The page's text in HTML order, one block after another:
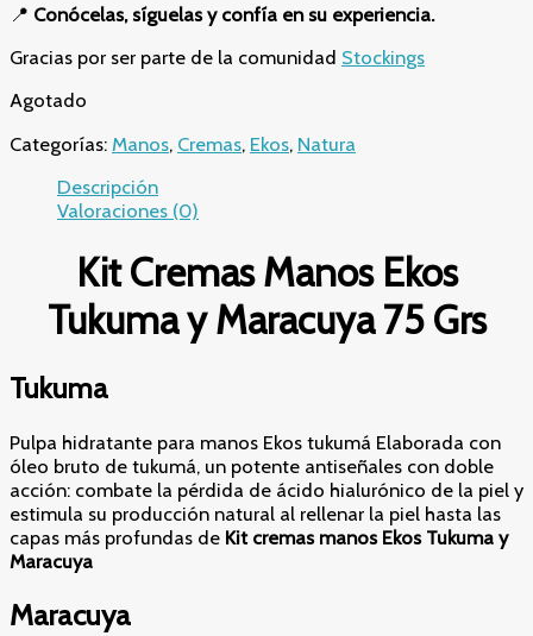
📍 Conócelas, síguelas y confía en su experiencia.
Gracias por ser parte de la comunidad Stockings
Agotado
Categorías: Manos, Cremas, Ekos, Natura
Descripción
Valoraciones (0)
Kit Cremas Manos Ekos
Tukuma y Maracuya 75 Grs
Tukuma
Pulpa hidratante para manos Ekos tukumá Elaborada con
óleo bruto de tukumá, un potente antiseñales con doble
acción: combate la pérdida de ácido hialurónico de la piel y
estimula su producción natural al rellenar la piel hasta las
capas más profundas de Kit cremas manos Ekos Tukuma y
Maracuya
Maracuya